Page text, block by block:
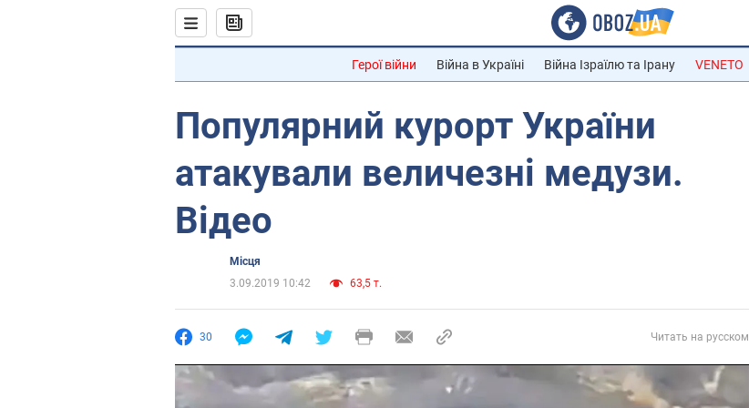
Герої війни Війна в Україні Війна Ізраїлю та Ірану VENETO
Популярний курорт України
атакували величезні медузи.
Відео
Місця
3.09.2019 10:42
63,5 т.
30 Читать на русском